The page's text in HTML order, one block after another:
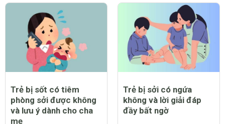
Trẻ bị sởi có nằm điều
hòa được không?
Trẻ bị sởi có được bật
quạt không và lưu ý cần
thiết khi chăm sóc trẻ
bị bệnh